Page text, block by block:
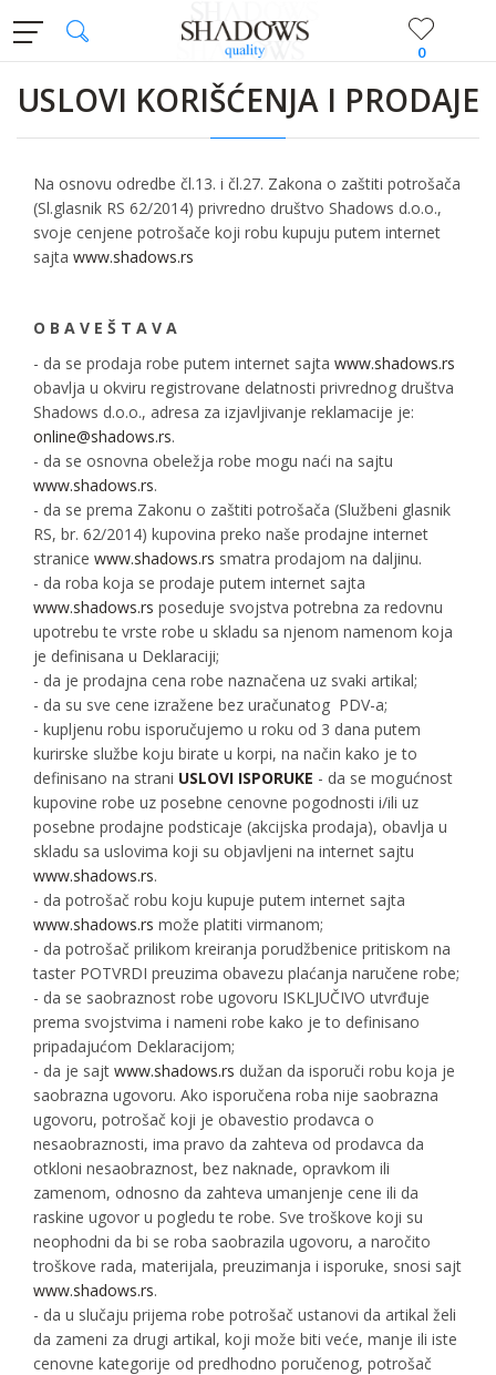
0
USLOVI KORIŠĆENJA I PRODAJE
Na osnovu odredbe čl.13. i čl.27. Zakona o zaštiti potrošača
(Sl.glasnik RS 62/2014) privredno društvo Shadows d.o.o.,
svoje cenjene potrošače koji robu kupuju putem internet
sajta www.shadows.rs
O B A V E Š T A V A
- da se prodaja robe putem internet sajta www.shadows.rs
obavlja u okviru registrovane delatnosti privrednog društva
Shadows d.o.o., adresa za izjavljivanje reklamacije je:
online@shadows.rs.
- da se osnovna obeležja robe mogu naći na sajtu
www.shadows.rs.
- da se prema Zakonu o zaštiti potrošača (Službeni glasnik
RS, br. 62/2014) kupovina preko naše prodajne internet
stranice www.shadows.rs smatra prodajom na daljinu.
- da roba koja se prodaje putem internet sajta
www.shadows.rs poseduje svojstva potrebna za redovnu
upotrebu te vrste robe u skladu sa njenom namenom koja
je definisana u Deklaraciji;
- da je prodajna cena robe naznačena uz svaki artikal;
- da su sve cene izražene bez uračunatog PDV-a;
- kupljenu robu isporučujemo u roku od 3 dana putem
kurirske službe koju birate u korpi, na način kako je to
definisano na strani USLOVI ISPORUKE - da se mogućnost
kupovine robe uz posebne cenovne pogodnosti i∕ili uz
posebne prodajne podsticaje (akcijska prodaja), obavlja u
skladu sa uslovima koji su objavljeni na internet sajtu
www.shadows.rs.
- da potrošač robu koju kupuje putem internet sajta
www.shadows.rs može platiti virmanom;
- da potrošač prilikom kreiranja porudžbenice pritiskom na
taster POTVRDI preuzima obavezu plaćanja naručene robe;
- da se saobraznost robe ugovoru ISKLJUČIVO utvrđuje
prema svojstvima i nameni robe kako je to definisano
pripadajućom Deklaracijom;
- da je sajt www.shadows.rs dužan da isporuči robu koja je
saobrazna ugovoru. Ako isporučena roba nije saobrazna
ugovoru, potrošač koji je obavestio prodavca o
nesaobraznosti, ima pravo da zahteva od prodavca da
otkloni nesaobraznost, bez naknade, opravkom ili
zamenom, odnosno da zahteva umanjenje cene ili da
raskine ugovor u pogledu te robe. Sve troškove koji su
neophodni da bi se roba saobrazila ugovoru, a naročito
troškove rada, materijala, preuzimanja i isporuke, snosi sajt
www.shadows.rs.
- da u slučaju prijema robe potrošač ustanovi da artikal želi
da zameni za drugi artikal, koji može biti veće, manje ili iste
cenovne kategorije od predhodno poručenog, potrošač